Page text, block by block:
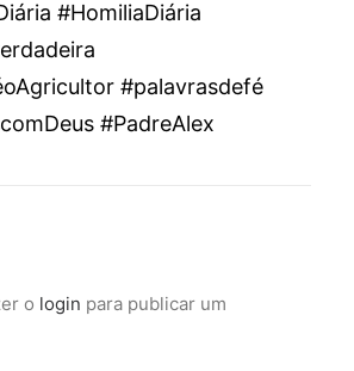
#HomiliaDiária
#palavrasdefé
#PadreAlex
o login para publicar um